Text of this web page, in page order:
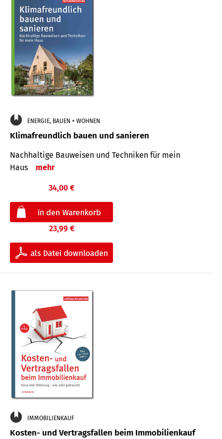
ENERGIE, BAUEN + WOHNEN
Klimafreundlich bauen und sanieren
Nachhaltige Bauweisen und Techniken für mein
Haus
mehr
34,00 €
23,99 €
IMMOBILIENKAUF
Kosten- und Vertragsfallen beim Immobilienkauf